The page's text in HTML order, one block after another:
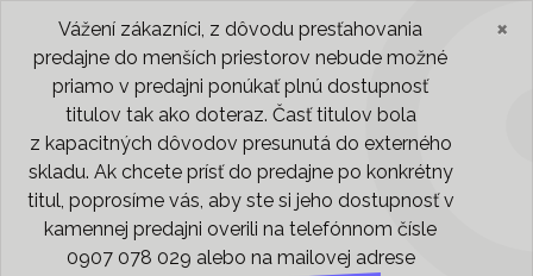
Vážení zákazníci, z dôvodu presťahovania
predajne do menších priestorov nebude možné
priamo v predajni ponúkať plnú dostupnosť
titulov tak ako doteraz. Časť titulov bola
z kapacitných dôvodov presunutá do externého
skladu. Ak chcete prísť do predajne po konkrétny
titul, poprosíme vás, aby ste si jeho dostupnosť v
kamennej predajni overili na telefónnom čísle
0907 078 029 alebo na mailovej adrese
×